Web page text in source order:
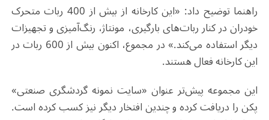
راهنما توضیح داد: «این کارخانه از بیش از 400 ربات متحرک
خودران در کنار ربات‌های بارگیری، مونتاژ، رنگ‌آمیزی و تجهیزات
دیگر استفاده می‌کند.» در مجموع، اکنون بیش از 600 ربات در
این کارخانه فعال هستند.
این مجموعه پیش‌تر عنوان «سایت نمونه گردشگری صنعتی»
پکن را دریافت کرده و چندین افتخار دیگر نیز کسب کرده است.